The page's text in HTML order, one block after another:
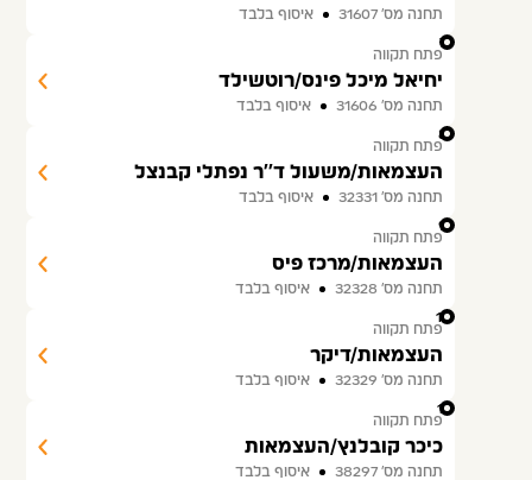
תחנה מס׳ 31607 איסוף בלבד
7
פתח תקווה
יחיאל מיכל פינס/רוטשילד
תחנה מס׳ 31606 איסוף בלבד
8
פתח תקווה
העצמאות/משעול ד''ר נפתלי קבנצל
תחנה מס׳ 32331 איסוף בלבד
9
פתח תקווה
העצמאות/מרכז פיס
תחנה מס׳ 32328 איסוף בלבד
10
פתח תקווה
העצמאות/דיקר
תחנה מס׳ 32329 איסוף בלבד
11
פתח תקווה
כיכר קובלנץ/העצמאות
תחנה מס׳ 38297 איסוף בלבד